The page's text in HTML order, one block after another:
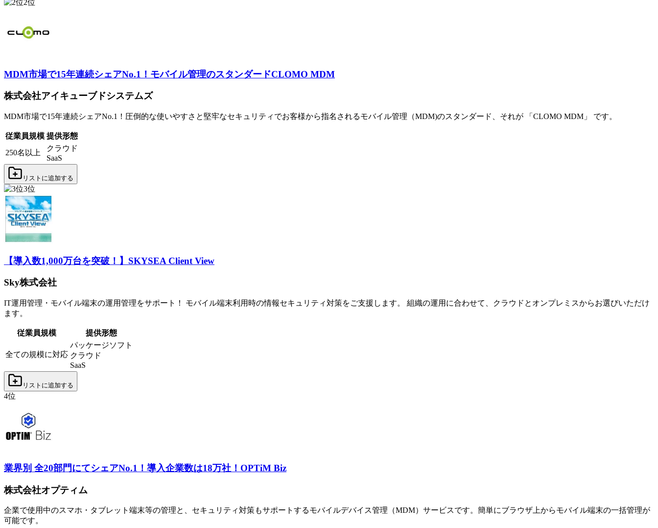
2位
MDM市場で15年連続シェアNo.1！モバイル管理のスタンダードCLOMO MDM
株式会社アイキューブドシステムズ
MDM市場で15年連続シェアNo.1！圧倒的な使いやすさと堅牢なセキュリティでお客様から指名されるモバイル管理（MDM)のスタンダード、それが 「CLOMO MDM」 です。
従業員規模 提供形態
250名以上
クラウド
SaaS
リストに追加する
3位
【導入数1,000万台を突破！】 SKYSEA Client View
Sky株式会社
IT運用管理・モバイル端末の運用管理をサポート！ モバイル端末利用時の情報セキュリティ対策をご支援します。 組織の運用に合わせて、クラウドとオンプレミスからお選びいただけ
ます。
従業員規模 提供形態
全ての規模に対応
パッケージソフト
クラウド
SaaS
リストに追加する
4位
業界別 全20部門にてシェアNo.1！導入企業数は18万社！ OPTiM Biz
株式会社オプティム
企業で使用中のスマホ・タブレット端末等の管理と、セキュリティ対策もサポートするモバイルデバイス管理（MDM）サービスです。簡単にブラウザ上からモバイル端末の一括管理が
可能です。